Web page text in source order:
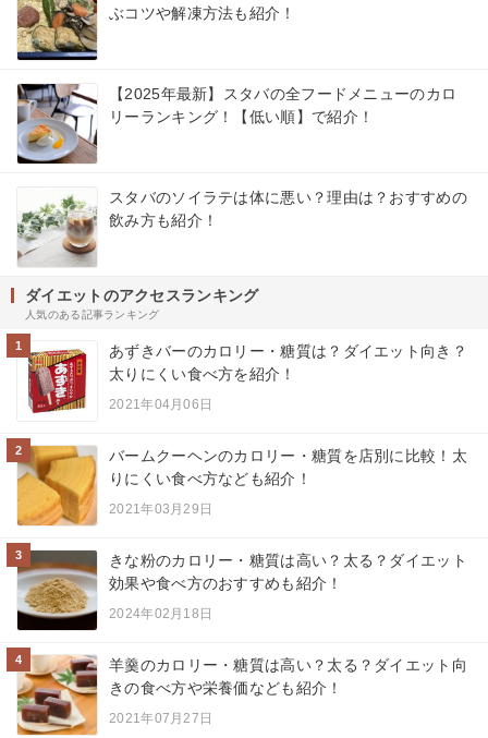
ぶコツや解凍方法も紹介！
【2025年最新】スタバの全フードメニューのカロ
リーランキング！【低い順】で紹介！
スタバのソイラテは体に悪い？理由は？おすすめの
飲み方も紹介！
ダイエットのアクセスランキング
人気のある記事ランキング
1
あずきバーのカロリー・糖質は？ダイエット向き？
太りにくい食べ方を紹介！
2021年04月06日
2
バームクーヘンのカロリー・糖質を店別に比較！太
りにくい食べ方なども紹介！
2021年03月29日
3
きな粉のカロリー・糖質は高い？太る？ダイエット
効果や食べ方のおすすめも紹介！
2024年02月18日
4
羊羹のカロリー・糖質は高い？太る？ダイエット向
きの食べ方や栄養価なども紹介！
2021年07月27日